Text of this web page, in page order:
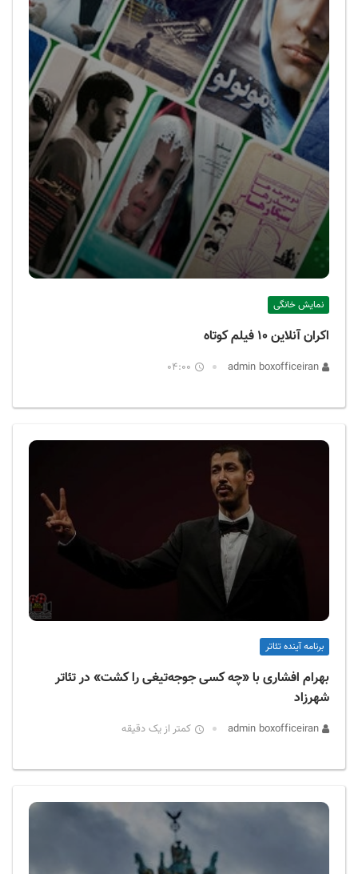
نمایش خانگی
اکران آنلاین ۱۰ فیلم کوتاه
04:00
برنامه آینده تئاتر
بهرام افشاری با «چه‌ کسی جوجه‌تیغی را کشت» در تئاتر
شهرزاد
کمتر از یک دقیقه